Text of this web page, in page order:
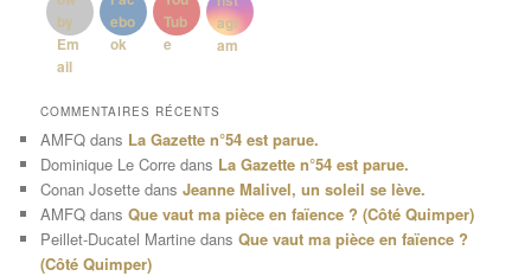
COMMENTAIRES RÉCENTS
AMFQ dans La Gazette n°54 est parue.
Dominique Le Corre dans La Gazette n°54 est parue.
Conan Josette dansJeanne Malivel, un soleil se lève.
AMFQ dansQue vaut ma pièce en faïence ? (Côté Quimper)
Peillet-Ducatel Martine dansQue vaut ma pièce en faïence ?
(Côté Quimper)